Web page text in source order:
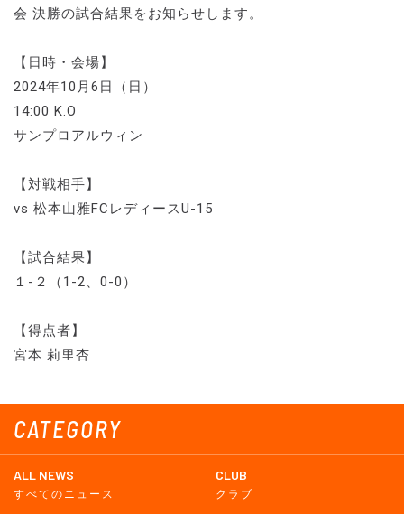
CATEGORY
ALL NEWS
すべてのニュース
CLUB
クラブ
会 決勝の試合結果をお知らせします。
【日時・会場】
2024年10月6日（日）
14:00 K.O
サンプロアルウィン
【対戦相手】
vs 松本山雅FCレディースU-15
【試合結果】
１-２（1-2、0-0）
【得点者】
宮本 莉里杏